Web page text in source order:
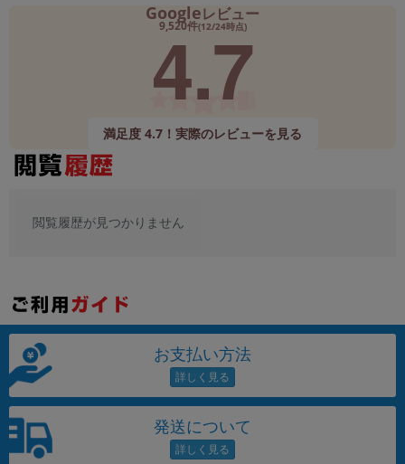
Googleレビュー
9,520件(12/24時点)
4.7
満足度 4.7！実際のレビューを見る
閲覧履歴が見つかりません
お支払い方法
発送について